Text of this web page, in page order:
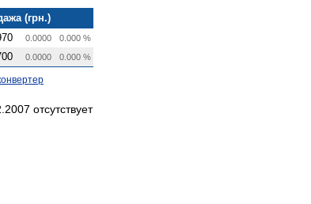
(грн.)
0.0000 0.000 %
0.0000 0.000 %
отсутствует